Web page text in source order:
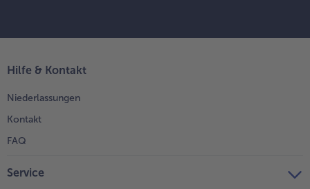
Hilfe & Kontakt
Niederlassungen
Kontakt
FAQ
Service